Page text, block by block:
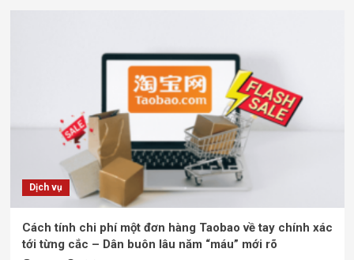
Dịch vụ
Cách tính chi phí một đơn hàng Taobao về tay chính xác
tới từng cắc – Dân buôn lâu năm “máu” mới rõ